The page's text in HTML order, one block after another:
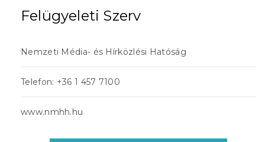
Felügyeleti Szerv
Nemzeti Média- és Hírközlési Hatóság
Telefon: +36 1 457 7100
www.nmhh.hu